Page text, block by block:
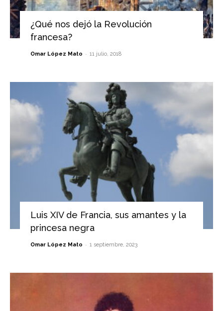
¿Qué nos dejó la Revolución
francesa?
Omar López Mato - 11 julio, 2018
Luis XIV de Francia, sus amantes y la
princesa negra
Omar López Mato - 1 septiembre, 2023